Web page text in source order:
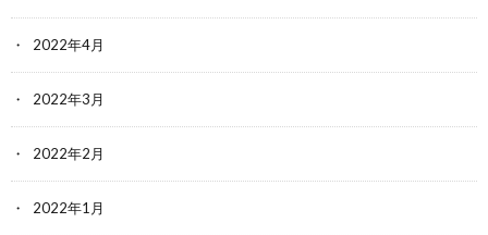
2022年4月
2022年3月
2022年2月
2022年1月